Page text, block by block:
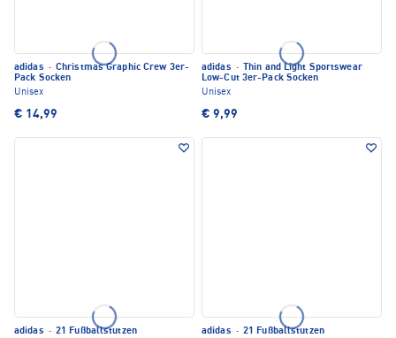
adidas · Christmas Graphic Crew 3er-
Pack Socken
Unisex
€ 14,99
adidas ·
Thin and Light Sportswear
Low-Cut 3er-Pack Socken
Unisex
€ 9,99
adidas · 21 Fußballstutzen
adidas · 21 Fußballstutzen